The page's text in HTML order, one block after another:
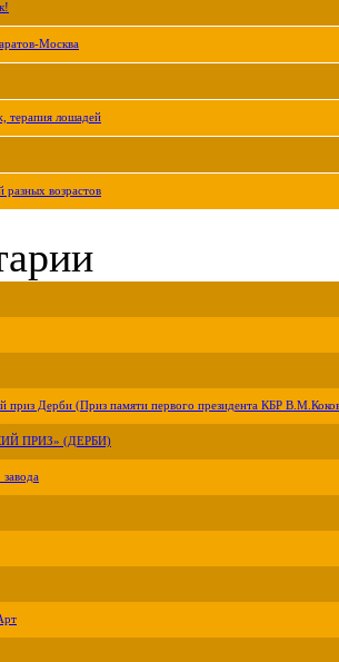
Москва
терапия лошадей
разных возрастов
приз Дерби (Приз памяти первого президента КБР
ПРИЗ» (ДЕРБИ)